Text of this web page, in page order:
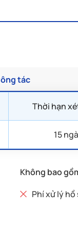
hưu
đất (nếu có);
tác
Thời hạn
15
Không bao
Phí xử lý hồ